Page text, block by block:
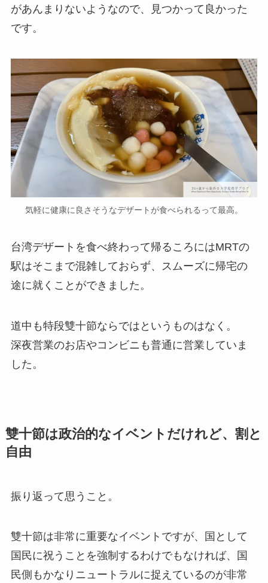
があんまりないようなので、見つかって良かった
です。
気軽に健康に良さそうなデザートが食べられるって最高。
台湾デザートを食べ終わって帰るころにはMRTの
駅はそこまで混雑しておらず、スムーズに帰宅の
途に就くことができました。
道中も特段雙十節ならではというものはなく。
深夜営業のお店やコンビニも普通に営業していま
した。
雙十節は政治的なイベントだけれど、割と
自由
振り返って思うこと。
雙十節は非常に重要なイベントですが、国として
国民に祝うことを強制するわけでもなければ、国
民側もかなりニュートラルに捉えているのが非常